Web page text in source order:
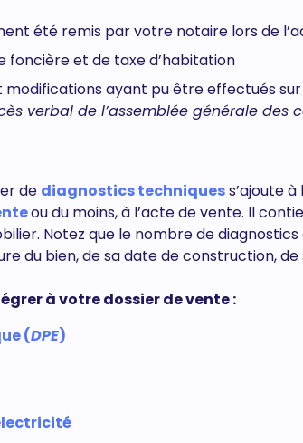
été remis par votre notaire lors de
foncière et de taxe d’habitation
ayant pu être effectués
verbal de l’assemblée générale des
de diagnostics techniquess’ajoute
ou du moins, à l’acte de vente. Il
Notez que le nombre de
du bien, de sa date de construction,
à votre dossier de vente :
(DPE)